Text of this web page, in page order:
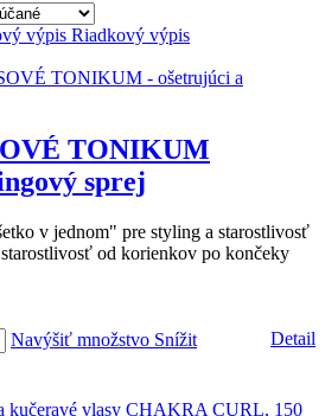
výpis Riadkový výpis
TONIKUM
sprej
v jednom" pre styling a starostlivosť
od korienkov po končeky
Detail
Navýšiť množstvo Snížit